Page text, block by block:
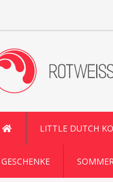
LITTLE DUTCH
GESCHENKE